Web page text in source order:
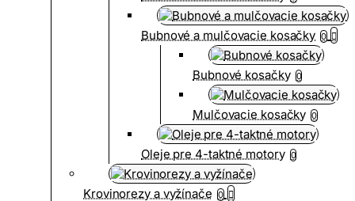
Bubnové a mulčovacie kosačky 0
Bubnové kosačky 0
Mulčovacie kosačky 0
Oleje pre 4-taktné motory 0
Krovinorezy a vyžínače 0